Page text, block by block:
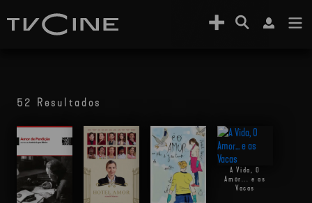
52 Resultados
A Vida, O
Amor... e as
Vacas